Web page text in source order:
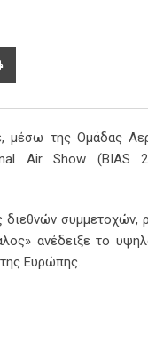
μέσω της Ομάδας
Air Show (BIAS
συμμετοχών,
ανέδειξε το
Ευρώπης.